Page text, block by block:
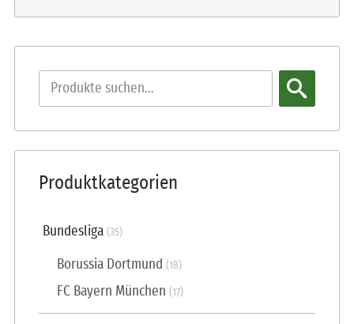
Produktkategorien
Bundesliga (35)
Borussia Dortmund (18)
FC Bayern München (17)